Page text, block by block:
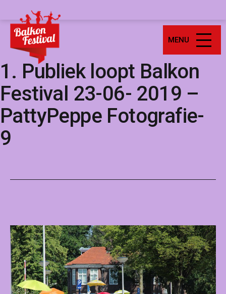
naar
inhoud
Balkonfestival
MENU
1. Publiek loopt Balkon
Festival 23-06- 2019 –
PattyPeppe Fotografie-
9